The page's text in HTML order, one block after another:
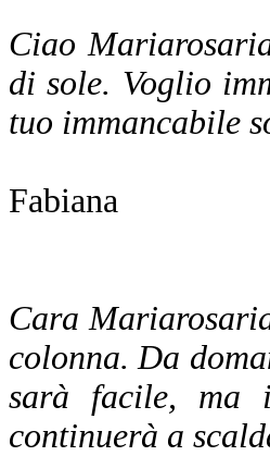
Ciao
di sole. Voglio
tuo immancabile
Fabiana
Cara
colonna. Da
sarà facile, ma
continuerà a